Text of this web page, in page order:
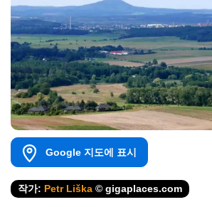
Google 지도에 표시
작가: Petr Liška © gigaplaces.com